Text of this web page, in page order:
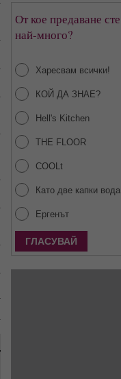
От кое предаване
най-много?
Харесвам всички!
КОЙ ДА ЗНАЕ?
Hell's Kitchen
THE FLOOR
COOLt
Като две капки вода
Ергенът